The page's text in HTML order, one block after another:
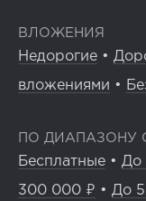
ВЛОЖЕНИЯ
Недорогие •
вложениями •
ПО ДИАПАЗОНУ
Бесплатные • До
300 000 ₽ • До